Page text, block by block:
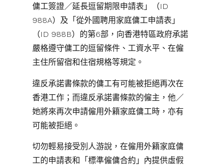
傭工簽證／延長逗留期限申請表」（ID
988A）及「從外國聘用家庭傭工申請表」
（ID 988B）的第6部，向香港特區政府承諾
嚴格遵守傭工的逗留條件、工資水平、在僱
主住所留宿和住宿規格等規定。
違反承諾書條款的傭工有可能被拒絕再次在
香港工作；而違反承諾書條款的僱主，他／
她將來再次申請僱用外籍家庭傭工時，亦有
可能被拒絕。
切勿輕易接受別人游說，在僱用外籍家庭傭
工的申請表和「標準僱傭合約」內提供虛假